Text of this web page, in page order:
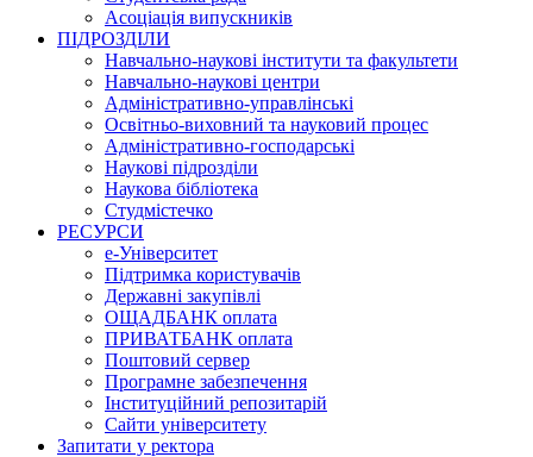
Асоціація випускників
ПІДРОЗДІЛИ
Навчально-наукові інститути та факультети
Навчально-наукові центри
Адміністративно-управлінські
Освітньо-виховний та науковий процес
Адміністративно-господарські
Наукові підрозділи
Наукова бібліотека
Студмістечко
РЕСУРСИ
е-Університет
Підтримка користувачів
Державні закупівлі
ОЩАДБАНК оплата
ПРИВАТБАНК оплата
Поштовий сервер
Програмне забезпечення
Інституційний репозитарій
Сайти університету
Запитати у ректора